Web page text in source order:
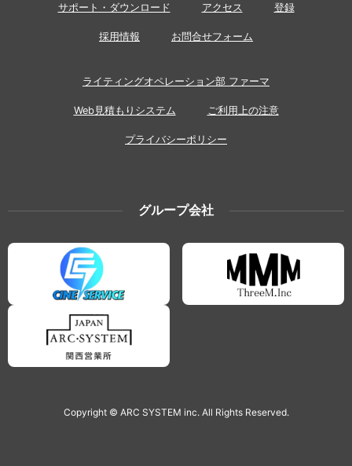
サポート・ダウンロード アクセス 登録
採用情報 お問合せフォーム
ライティングオペレーション部 ファーマ
Web見積もりシステム ご利用上の注意
プライバシーポリシー
グループ会社
Copyright © ARC SYSTEM inc. All Rights Reserved.